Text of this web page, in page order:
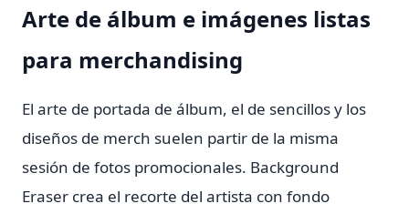
Arte de álbum e imágenes listas
para merchandising
El arte de portada de álbum, el de sencillos y los
diseños de merch suelen partir de la misma
sesión de fotos promocionales. Background
Eraser crea el recorte del artista con fondo